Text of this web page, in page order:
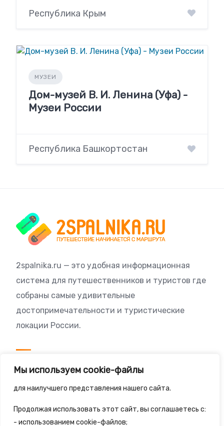
Мы используем cookie-файлы
для наилучшего представления нашего сайта.
Продолжая использовать этот сайт, вы соглашаетесь с:
- использованием cookie-файлов;
Республика Крым
МУЗЕИ
Дом-музей В. И. Ленина (Уфа) -
Музеи России
Республика Башкортостан
2spalnika.ru — это удобная информационная
система для путешественников и туристов где
собраны самые удивительные
достопримечательности и туристические
локации России.